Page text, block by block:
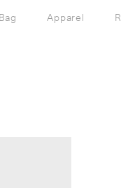
Bag Apparel